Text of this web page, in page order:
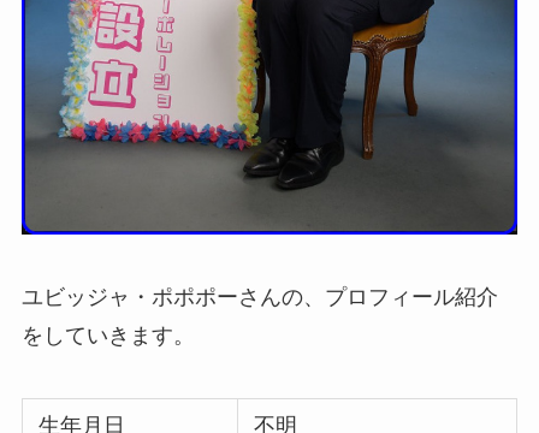
ユビッジャ・ポポポーさんの、プロフィール紹介
をしていきます。
生年月日 不明